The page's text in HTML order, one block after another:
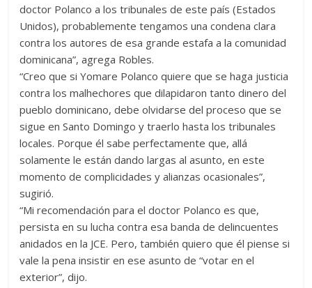
doctor Polanco a los tribunales de este país (Estados
Unidos), probablemente tengamos una condena clara
contra los autores de esa grande estafa a la comunidad
dominicana”, agrega Robles.
“Creo que si Yomare Polanco quiere que se haga justicia
contra los malhechores que dilapidaron tanto dinero del
pueblo dominicano, debe olvidarse del proceso que se
sigue en Santo Domingo y traerlo hasta los tribunales
locales. Porque él sabe perfectamente que, allá
solamente le están dando largas al asunto, en este
momento de complicidades y alianzas ocasionales”,
sugirió.
“Mi recomendación para el doctor Polanco es que,
persista en su lucha contra esa banda de delincuentes
anidados en la JCE. Pero, también quiero que él piense si
vale la pena insistir en ese asunto de “votar en el
exterior”, dijo.